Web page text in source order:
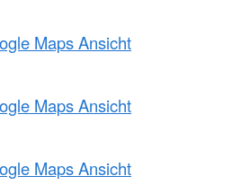
Maps Ansicht
Maps Ansicht
Maps Ansicht